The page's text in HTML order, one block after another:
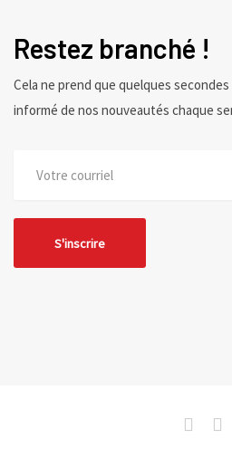
Restez branché !
Cela ne prend que quelques
informé de nos nouveautés chaque